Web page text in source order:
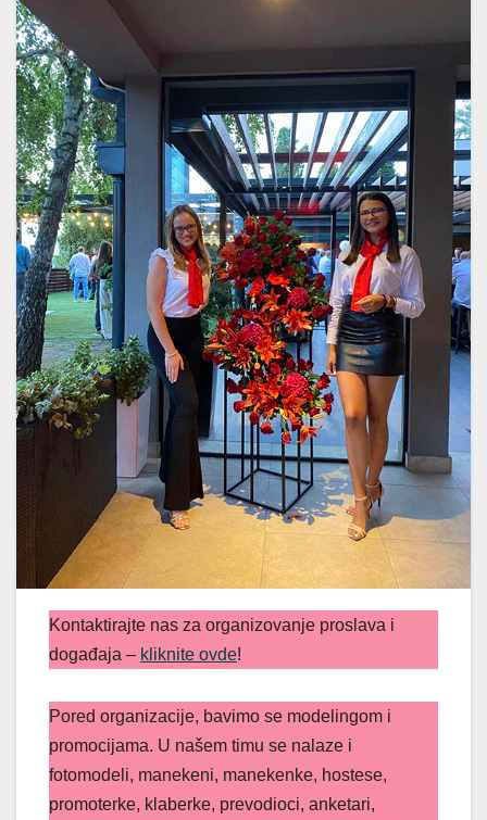
Kontaktirajte nas za organizovanje proslava i
događaja – kliknite ovde!
Pored organizacije, bavimo se modelingom i
promocijama. U našem timu se nalaze i
fotomodeli, manekeni, manekenke, hostese,
promoterke, klaberke, prevodioci, anketari,